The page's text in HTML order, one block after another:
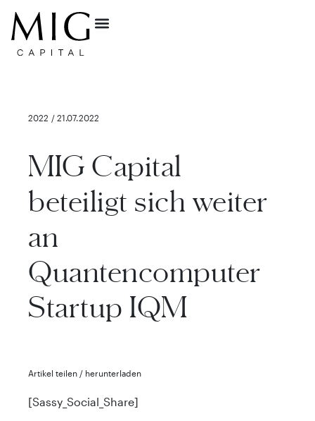
2022 / 21.07.2022
MIG Capital
beteiligt sich weiter
an
Quantencomputer
Startup IQM
Artikel teilen / herunterladen
[Sassy_Social_Share]